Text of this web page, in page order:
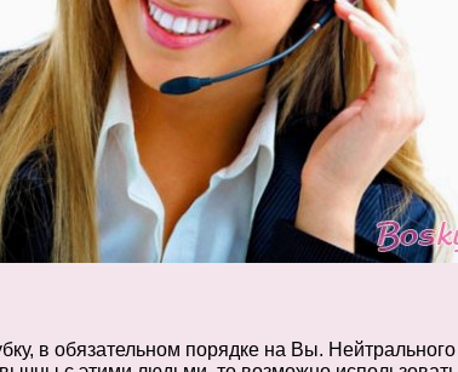
в обязательном порядке на Вы.